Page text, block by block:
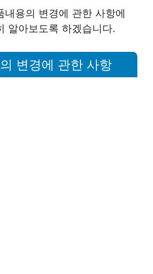
내용의 변경에 관한 사항에
알아보도록 하겠습니다.
변경에 관한 사항